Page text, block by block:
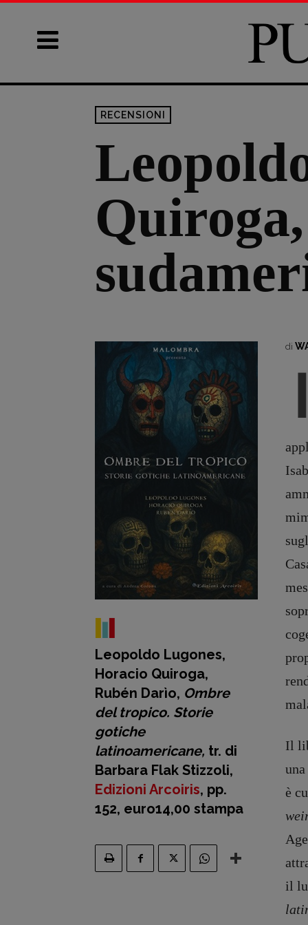
RECENSIONI
Leopoldo Lugones,
Horacio Quiroga,
Rubén Darìo, Ombre
del tropico. Storie
gotiche
latinoamericane, tr. di
Barbara Flak Stizzoli,
Edizioni Arcoiris, pp.
152, euro14,00 stampa
di
I
Il
è
il